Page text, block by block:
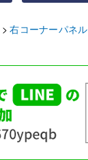
右コーナーパネル